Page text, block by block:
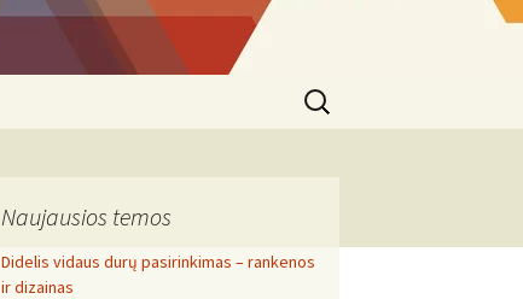
Search
for:
Naujausios temos
Didelis vidaus durų pasirinkimas – rankenos
ir dizainas